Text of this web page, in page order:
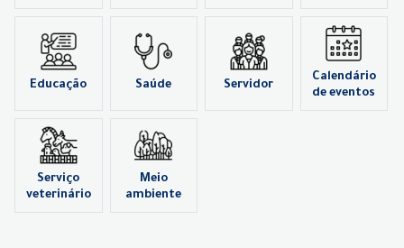
Educação Saúde Servidor
Calendário
de eventos
Serviço
veterinário
Meio
ambiente